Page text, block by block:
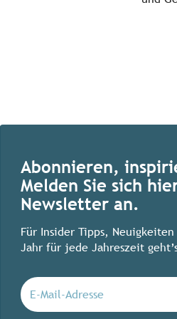
Abonnieren,
Melden Sie sich
Newsletter an.
Für Insider Tipps,
Jahr für jede Jahreszeit